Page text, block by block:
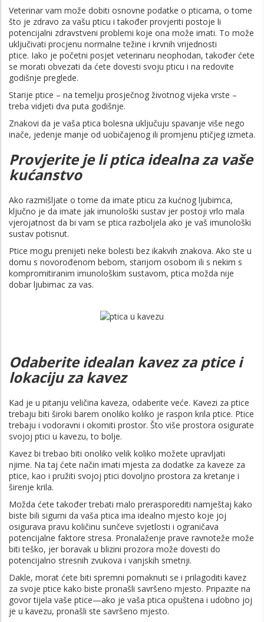
Veterinar vam može dobiti osnovne podatke o pticama, o tome
što je zdravo za vašu pticu i također provjeriti postoje li
potencijalni zdravstveni problemi koje ona može imati. To može
uključivati ​​procjenu normalne težine i krvnih vrijednosti
ptice. Iako je početni posjet veterinaru neophodan, također ćete
se morati obvezati da ćete dovesti svoju pticu i na redovite
godišnje preglede.
Starije ptice – na temelju prosječnog životnog vijeka vrste –
treba vidjeti dva puta godišnje.
Znakovi da je vaša ptica bolesna uključuju spavanje više nego
inače, jedenje manje od uobičajenog ili promjenu ptičjeg izmeta.
Provjerite je li ptica idealna za vaše
kućanstvo
Ako razmišljate o tome da imate pticu za kućnog ljubimca,
ključno je da imate jak imunološki sustav jer postoji vrlo mala
vjerojatnost da bi vam se ptica razboljela ako je vaš imunološki
sustav potisnut.
Ptice mogu prenijeti neke bolesti bez ikakvih znakova. Ako ste u
domu s novorođenom bebom, starijom osobom ili s nekim s
kompromitiranim imunološkim sustavom, ptica možda nije
dobar ljubimac za vas.
Odaberite idealan kavez za ptice i
lokaciju za kavez
Kad je u pitanju veličina kaveza, odaberite veće. Kavezi za ptice
trebaju biti široki barem onoliko koliko je raspon krila ptice. Ptice
trebaju i vodoravni i okomiti prostor. Što više prostora osigurate
svojoj ptici u kavezu, to bolje.
Kavez bi trebao biti onoliko velik koliko možete upravljati
njime. Na taj ćete način imati mjesta za dodatke za kaveze za
ptice, kao i pružiti svojoj ptici dovoljno prostora za kretanje i
širenje krila.
Možda ćete također trebati malo prerasporediti namještaj kako
biste bili sigurni da vaša ptica ima idealno mjesto koje joj
osigurava pravu količinu sunčeve svjetlosti i ograničava
potencijalne faktore stresa. Pronalaženje prave ravnoteže može
biti teško, jer boravak u blizini prozora može dovesti do
potencijalno stresnih zvukova i vanjskih smetnji.
Dakle, morat ćete biti spremni pomaknuti se i prilagoditi kavez
za svoje ptice kako biste pronašli savršeno mjesto. Pripazite na
govor tijela vaše ptice—ako je vaša ptica opuštena i udobno joj
je u kavezu, pronašli ste savršeno mjesto.